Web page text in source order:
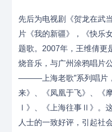
先后为电视剧《贺龙在武
片《我的新疆》，《快乐
题歌。2007年，王维倩更
烧音乐，与广州涂鸦唱片
———上海老歌”系列唱片
来》、《凤凰于飞》、《
Ⅰ》、《上海往事Ⅱ》。
人士的一致好评，引起社